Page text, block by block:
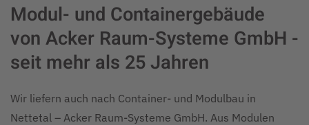
Modul- und Containergebäude
von Acker Raum-Systeme GmbH -
seit mehr als 25 Jahren
Wir liefern auch nach Container- und Modulbau in
Nettetal – Acker Raum-Systeme GmbH. Aus Modulen